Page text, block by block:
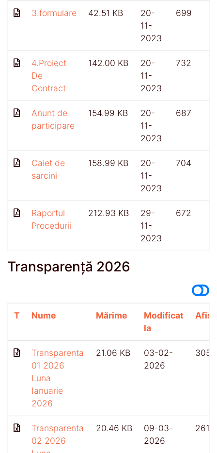
3.formulare 42.51 KB
20-
11-
2023
699
4.Proiect
De
Contract
142.00 KB
20-
11-
2023
732
Anunt de
participare
154.99 KB
20-
11-
2023
687
Caiet de
sarcini
158.99 KB
20-
11-
2023
704
Raportul
Procedurii
212.93 KB
29-
11-
2023
672
Transparență 2026
T Nume Mărime
Modificat
la
Transparenta
01 2026
Luna
Ianuarie
2026
21.06 KB
03-02-
2026
305
Transparenta
02 2026
20.46 KB
09-03-
2026
261